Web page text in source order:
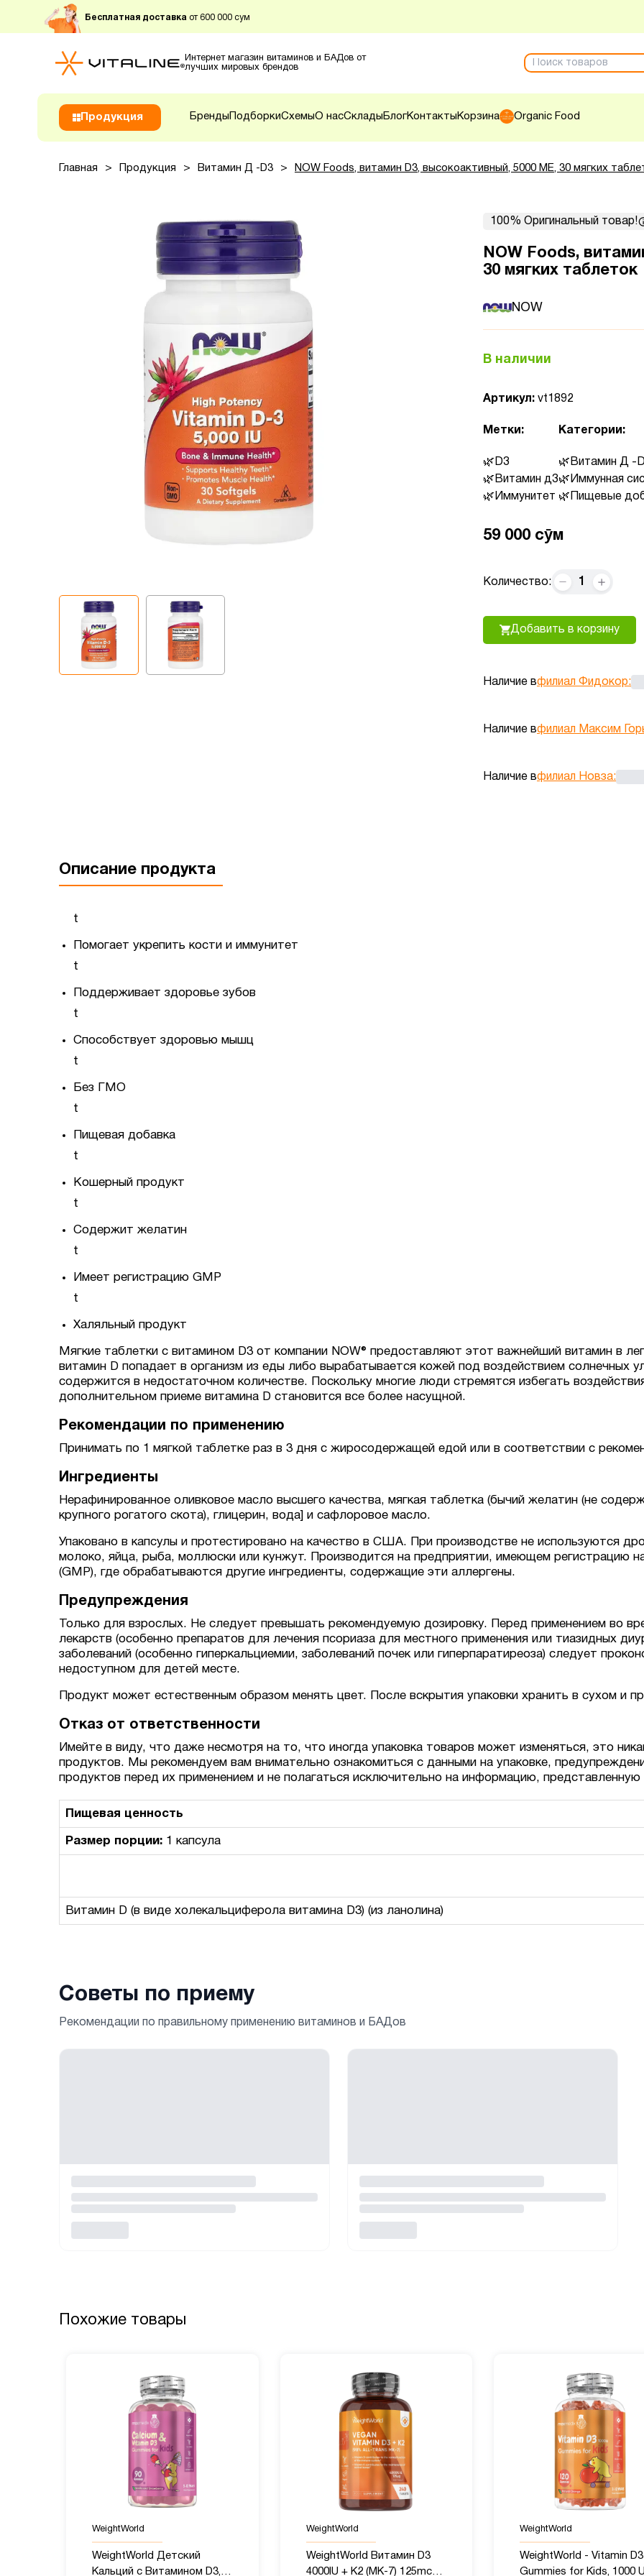
Бесплатная доставка от 600 000 сум
Интернет магазин витаминов и БАДов от
лучших мировых брендов
Продукция Бренды ПодборкиСхемыО насСклады БлогКонтакты Корзина Organic Food
Главная > Продукция > Витамин Д -D3 > NOW Foods, витамин D3, высокоактивный, 5000 МЕ, 30 мягких
100% Оригинальный товар!
NOW Foods,
30 мягких таблеток
NOW
В наличии
Артикул: vt1892
Метки:
D3
Витамин д3
Иммунитет
Категории:
Витамин Д -
Иммунная
Пищевые
59 000 сӯм
Количество: 1
Добавить в корзину
Наличие вфилиал Фидокор:
Наличие вфилиал Максим
Наличие вфилиал Новза:
Описание продукта
t
Помогает укрепить кости и иммунитет
t
Поддерживает здоровье зубов
t
Способствует здоровью мышц
t
Без ГМО
t
Пищевая добавка
t
Кошерный продукт
t
Содержит желатин
t
Имеет регистрацию GMP
t
Халяльный продукт
Мягкие таблетки с витамином D3 от компании NOW® предоставляют этот важнейший витамин в
витамин D попадает в организм из еды либо вырабатывается кожей под воздействием солнечных
содержится в недостаточном количестве. Поскольку многие люди стремятся избегать
дополнительном приеме витамина D становится все более насущной.
Рекомендации по применению
Принимать по 1 мягкой таблетке раз в 3 дня с жиросодержащей едой или в соответствии с
Ингредиенты
Нерафинированное оливковое масло высшего качества, мягкая таблетка (бычий желатин (не
крупного рогатого скота), глицерин, вода] и сафлоровое масло.
Упаковано в капсулы и протестировано на качество в США. При производстве не используются
молоко, яйца, рыба, моллюски или кунжут. Производится на предприятии, имеющем регистрацию
(GMP), где обрабатываются другие ингредиенты, содержащие эти аллергены.
Предупреждения
Только для взрослых. Не следует превышать рекомендуемую дозировку. Перед применением во
лекарств (особенно препаратов для лечения псориаза для местного применения или тиазидных
заболеваний (особенно гиперкальциемии, заболеваний почек или гиперпаратиреоза) следует
недоступном для детей месте.
Продукт может естественным образом менять цвет. После вскрытия упаковки хранить в сухом и
Отказ от ответственности
Имейте в виду, что даже несмотря на то, что иногда упаковка товаров может изменяться, это
продуктов. Мы рекомендуем вам внимательно ознакомиться с данными на упаковке,
продуктов перед их применением и не полагаться исключительно на информацию, представленную
Пищевая ценность
Размер порции: 1 капсула
Витамин D (в виде холекальциферола витамина D3) (из ланолина)
Советы по приему
Рекомендации по правильному применению витаминов и БАДов
Похожие товары
WeightWorld
WeightWorld Детский
Кальций с Витамином D3,
WeightWorld
WeightWorld Витамин D3
4000IU + K2 (MK-7) 125mcg,
WeightWorld
WeightWorld - Vitamin D3
Gummies for Kids, 1000 UI,